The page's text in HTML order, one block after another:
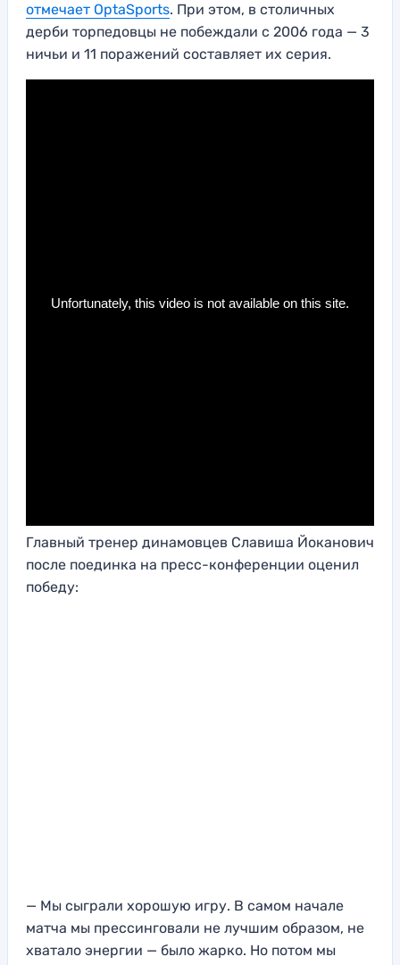
отмечает OptaSports. При этом, в столичных
дерби торпедовцы не побеждали с 2006 года — 3
ничьи и 11 поражений составляет их серия.
Главный тренер динамовцев Славиша Йоканович
после поединка на пресс-конференции оценил
победу:
— Мы сыграли хорошую игру. В самом начале
матча мы прессинговали не лучшим образом, не
хватало энергии — было жарко. Но потом мы